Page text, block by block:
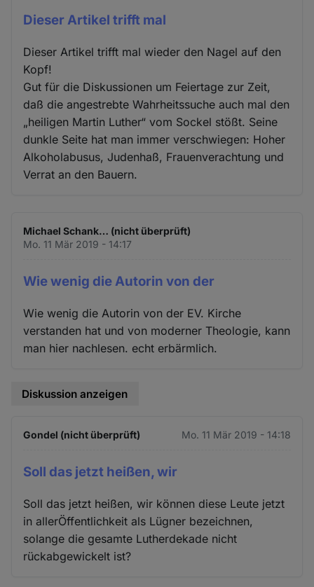
Dieser Artikel trifft mal
Dieser Artikel trifft mal wieder den Nagel auf den
Kopf!
Gut für die Diskussionen um Feiertage zur Zeit,
daß die angestrebte Wahrheitssuche auch mal den
„heiligen Martin Luther“ vom Sockel stößt. Seine
dunkle Seite hat man immer verschwiegen: Hoher
Alkoholabusus, Judenhaß, Frauenverachtung und
Verrat an den Bauern.
Michael Schank… (nicht überprüft)
Mo. 11 Mär 2019 - 14:17
Wie wenig die Autorin von der
Wie wenig die Autorin von der EV. Kirche
verstanden hat und von moderner Theologie, kann
man hier nachlesen. echt erbärmlich.
Diskussion anzeigen
Gondel (nicht überprüft) Mo. 11 Mär 2019 - 14:18
Soll das jetzt heißen, wir
Soll das jetzt heißen, wir können diese Leute jetzt
in allerÖffentlichkeit als Lügner bezeichnen,
solange die gesamte Lutherdekade nicht
rückabgewickelt ist?